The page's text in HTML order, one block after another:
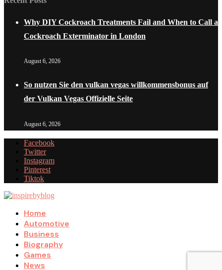
Why DIY Cockroach Treatments Fail and When to Call a
Cockroach Exterminator in London
August 6, 2026
So nutzen Sie den vulkan vegas willkommensbonus auf
der Vulkan Vegas Offizielle Seite
August 6, 2026
Facebook
Twitter
Instagram
Pinterest
Tiktok
Home
Automotive
Business
Biography
Games
News